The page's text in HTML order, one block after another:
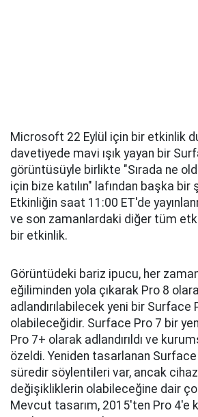
Microsoft 22 Eylül için bir etkinlik
davetiyede mavi ışık yayan bir
görüntüsüyle birlikte "Sırada ne
için bize katılın" lafından başka
Etkinliğin saat 11:00 ET'de
ve son zamanlardaki diğer tüm
bir etkinlik.
Görüntüdeki bariz ipucu, her
eğiliminden yola çıkarak Pro 8
adlandırılabilecek yeni bir Surface
olabileceğidir. Surface Pro 7 bir
Pro 7+ olarak adlandırıldı ve
özeldi. Yeniden tasarlanan
süredir söylentileri var, ancak
değişikliklerin olabileceğine dair
Mevcut tasarım, 2015'ten Pro 4'e